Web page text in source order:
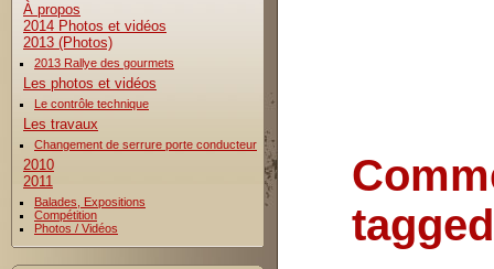
À propos
2014 Photos et vidéos
2013 (Photos)
2013 Rallye des gourmets
Les photos et vidéos
Le contrôle technique
Les travaux
Changement de serrure porte conducteur
2010
2011
Balades, Expositions
Compétition
Photos / Vidéos